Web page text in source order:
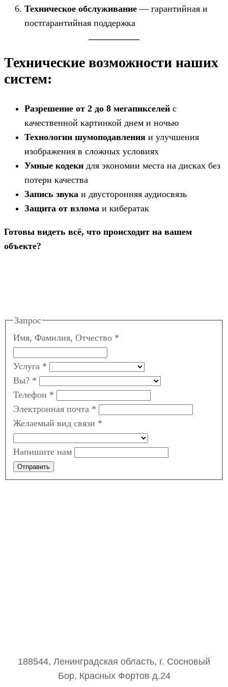
Техническое обслуживание — гарантийная и
постгарантийная поддержка
Технические возможности наших
систем:
Разрешение от 2 до 8 мегапикселей с
качественной картинкой днем и ночью
Технологии шумоподавления и улучшения
изображения в сложных условиях
Умные кодеки для экономии места на дисках без
потери качества
Запись звука и двусторонняя аудиосвязь
Защита от взлома и кибератак
Готовы видеть всё, что происходит на вашем
объекте?
Запрос
Имя, Фамилия, Отчество *
Услуга *
Вы? *
Телефон *
Электронная почта *
Желаемый вид связи *
Напишите нам
Отправить
188544, Ленинградская область, г. Сосновый
Бор, Красных Фортов д.24